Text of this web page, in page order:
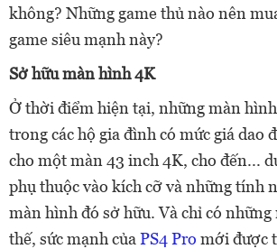
không? Những game thủ nào nên
game siêu mạnh này?
Sở hữu màn hình 4K
Ở thời điểm hiện tại, những màn
trong các hộ gia đình có mức giá dao
cho một màn 43 inch 4K, cho đến...
phụ thuộc vào kích cỡ và những tính
màn hình đó sở hữu. Và chỉ có
thế, sức mạnh của PS4 Pro mới được